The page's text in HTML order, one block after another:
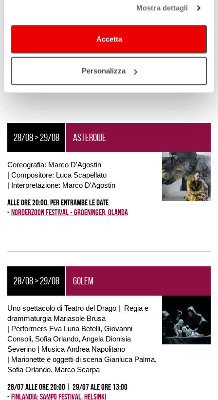
Mostra dettagli
Accetta
Personalizza
alle ore 16:25
Danimarca: Aarhus summer dance, Aarhus
28/08 > 29/08 ASTEROIDE
Coreografia: Marco D'Agostin
| Compositore: Luca Scapellato
| Interpretazione: Marco D'Agostin
Alle ore 20:00, per entrambe le date
- Norderzoon Festival - Groeninger, Olanda
28/08 > 29/08 GOLEM
Uno spettacolo di Teatro del Drago | Regia e
drammaturgia Mariasole Brusa
| Performers Eva Luna Betelli, Giovanni
Consoli, Sofia Orlando, Angela Dionisia
Severino | Musica Andrea Napolitano
| Marionette e oggetti di scena Gianluca Palma,
Sofia Orlando, Marco Scarpa
28/07 alle ore 20:00 | 29/07 ale ore 13:00
- Finlandia: Sampo Festival, Helsinki